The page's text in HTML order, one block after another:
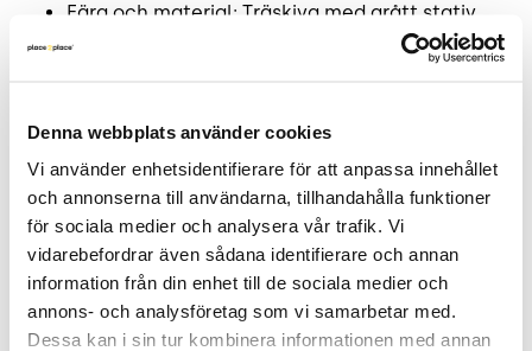
Denna webbplats använder cookies
Vi använder enhetsidentifierare för att anpassa innehållet
och annonserna till användarna, tillhandahålla funktioner
för sociala medier och analysera vår trafik. Vi
vidarebefordrar även sådana identifierare och annan
information från din enhet till de sociala medier och
annons- och analysföretag som vi samarbetar med.
Dessa kan i sin tur kombinera informationen med annan
Färg och material: Träskiva med grått stativ
Mått: Diameter: 60 cm, Höjd: 47 cm
Mer om Meo
Soffbordet Meo från Kinnarps kombinerar
funktionalitet med en stilren design. Detta
soffbord är idealiskt för användning både som
soffbord och sidobord. Med sin skandinaviska
minimalism passar det väl in i moderna hem där